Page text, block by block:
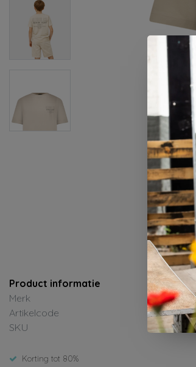
Product informatie
Merk
Artikelcode
SKU
Korting tot 80%